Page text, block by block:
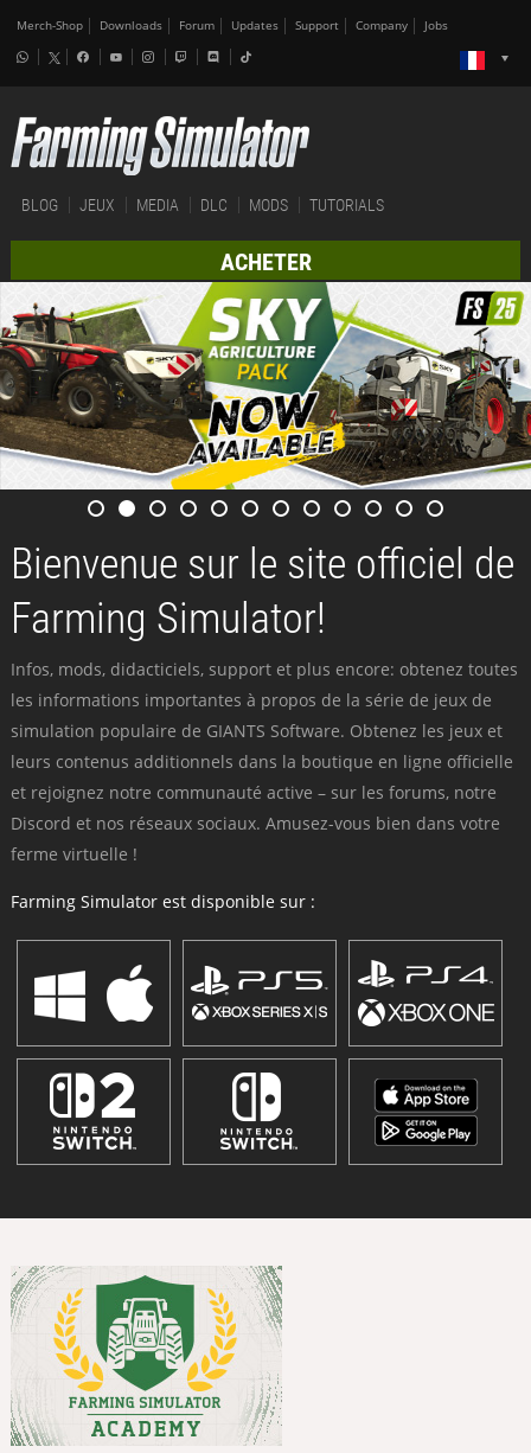
Merch-Shop Downloads Forum Updates Support Company Jobs
BLOG JEUX MEDIA DLC MODS TUTORIALS
ACHETER
Bienvenue sur le site officiel de
Farming Simulator!
Infos, mods, didacticiels, support et plus encore: obtenez toutes
les informations importantes à propos de la série de jeux de
simulation populaire de GIANTS Software. Obtenez les jeux et
leurs contenus additionnels dans la boutique en ligne officielle
et rejoignez notre communauté active – sur les forums, notre
Discord et nos réseaux sociaux. Amusez-vous bien dans votre
ferme virtuelle !
Farming Simulator est disponible sur :